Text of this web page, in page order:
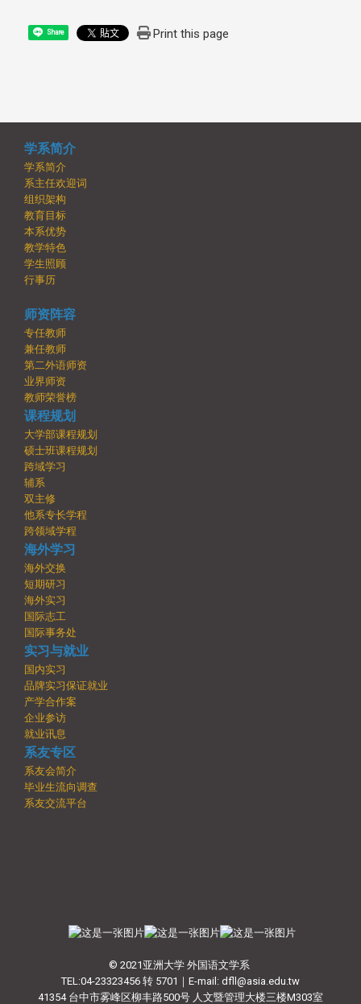
Share Print this page
学系简介
学系简介
系主任欢迎词
组织架构
教育目标
本系优势
教学特色
学生照顾
行事历
师资阵容
专任教师
兼任教师
第二外语师资
业界师资
教师荣誉榜
课程规划
大学部课程规划
硕士班课程规划
跨域学习
辅系
双主修
他系专长学程
跨领域学程
海外学习
海外交换
短期研习
海外实习
国际志工
国际事务处
实习与就业
国内实习
品牌实习保证就业
产学合作案
企业参访
就业讯息
系友专区
系友会简介
毕业生流向调查
系友交流平台
© 2021亚洲大学 外国语文学系
TEL:04-23323456 转 5701｜E-mail: dfll@asia.edu.tw
41354 台中市雾峰区柳丰路500号 人文暨管理大楼三楼M303室